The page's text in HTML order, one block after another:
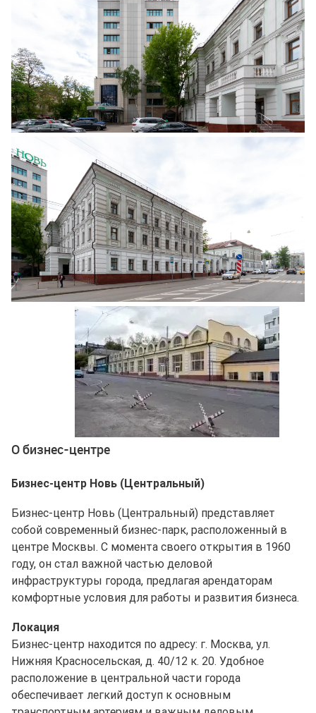
О бизнес-центре
Бизнес-центр Новь (Центральный)
Бизнес-центр Новь (Центральный) представляет
собой современный бизнес-парк, расположенный в
центре Москвы. С момента своего открытия в 1960
году, он стал важной частью деловой
инфраструктуры города, предлагая арендаторам
комфортные условия для работы и развития бизнеса.
Локация
Бизнес-центр находится по адресу: г. Москва, ул.
Нижняя Красносельская, д. 40/12 к. 20. Удобное
расположение в центральной части города
обеспечивает легкий доступ к основным